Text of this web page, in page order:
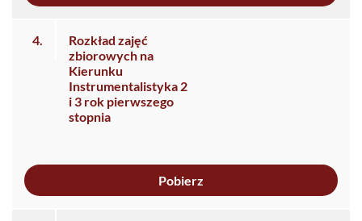
4.
Rozkład zajęć
zbiorowych na
Kierunku
Instrumentalistyka 2
i 3 rok pierwszego
stopnia
Pobierz